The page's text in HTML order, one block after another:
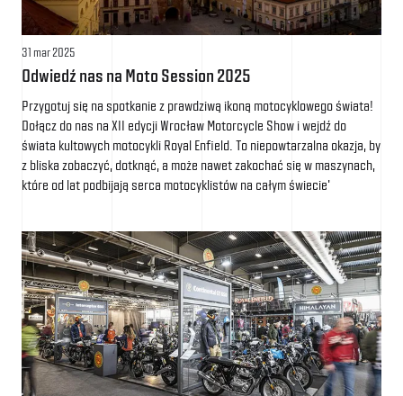
31 mar 2025
Odwiedź nas na Moto Session 2025
Przygotuj się na spotkanie z prawdziwą ikoną motocyklowego świata!
Dołącz do nas na XII edycji Wrocław Motorcycle Show i wejdź do
świata kultowych motocykli Royal Enfield. To niepowtarzalna okazja, by
z bliska zobaczyć, dotknąć, a może nawet zakochać się w maszynach,
które od lat podbijają serca motocyklistów na całym świecie'